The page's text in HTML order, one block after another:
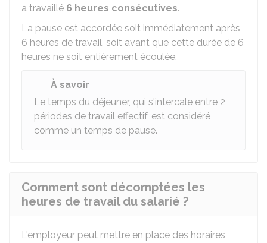
a travaillé 6 heures consécutives.
La pause est accordée soit immédiatement après
6 heures de travail, soit avant que cette durée de 6
heures ne soit entièrement écoulée.
À savoir
Le temps du déjeuner, qui s'intercale entre 2
périodes de travail effectif, est considéré
comme un temps de pause.
Comment sont décomptées les
heures de travail du salarié ?
L'employeur peut mettre en place des horaires